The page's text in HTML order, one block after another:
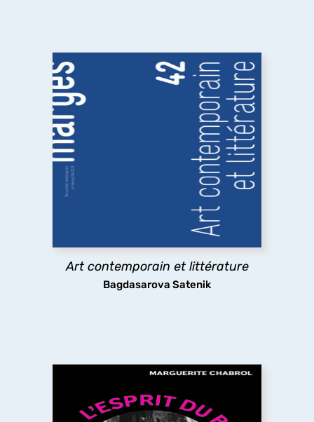
Art contemporain et littérature
Bagdasarova Satenik
Art contemporain et littérature
Quelles sont les relations entre art contemporain
et littérature ? A travers des exemples allant des
emprunts littéraires à des œuvres plastiques
jusqu’à l’usage par l’art contemporain de textes
explore les pratiques
découvrir